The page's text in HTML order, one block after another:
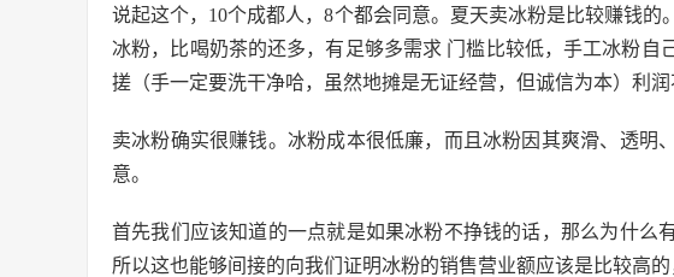
说起这个，10个成都人，8个都会同意。夏天卖冰粉是比较赚钱
冰粉，比喝奶茶的还多，有足够多需求 门槛比较低，手工冰粉自
搓（手一定要洗干净哈，虽然地摊是无证经营，但诚信为本）利润
卖冰粉确实很赚钱。冰粉成本很低廉，而且冰粉因其爽滑、透明
意。
首先我们应该知道的一点就是如果冰粉不挣钱的话，那么为什么
所以这也能够间接的向我们证明冰粉的销售营业额应该是比较高的